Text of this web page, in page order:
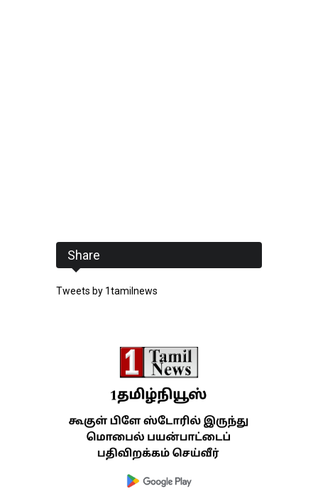
Share
Tweets by 1tamilnews